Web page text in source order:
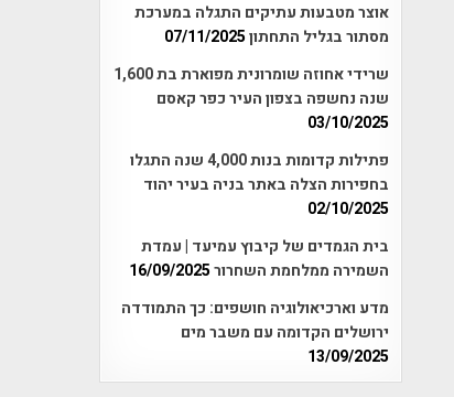
אוצר מטבעות עתיקים התגלה במערכת
מסתור בגליל התחתון07/11/2025
שרידי אחוזה שומרונית מפוארת בת 1,600
שנה נחשפה בצפון העיר כפר קאסם
03/10/2025
פתילות קדומות בנות 4,000 שנה התגלו
בחפירות הצלה באתר בניה בעיר יהוד
02/10/2025
בית הגמדים של קיבוץ עמיעד | עמדת
השמירה ממלחמת השחרור16/09/2025
מדע וארכיאולוגיה חושפים: כך התמודדה
ירושלים הקדומה עם משבר מים
13/09/2025